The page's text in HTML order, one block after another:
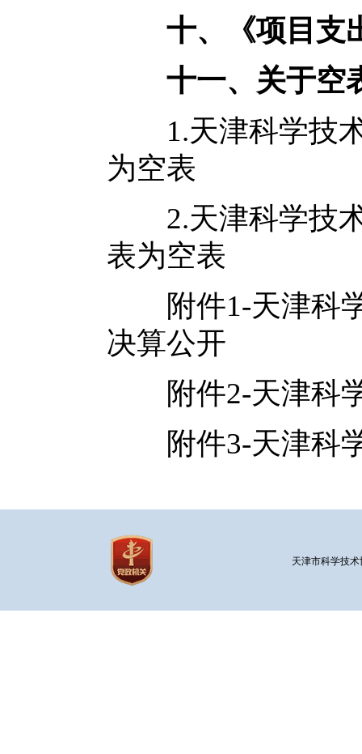
十、《项目支
十一、关于空
1.天津科学技术
为空表
2.天津科学技术
表为空表
附件1-天津科
决算公开
附件2-天津科
附件3-天津科
天津市科学技